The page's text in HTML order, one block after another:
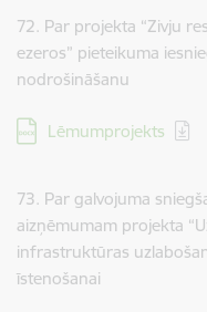
72. Par projekta “Zivju
ezeros” pieteikuma
nodrošināšanu
Lejupielādēt:
Lēmumprojekts
73. Par galvojuma
aizņēmumam projekta
infrastruktūras
īstenošanai